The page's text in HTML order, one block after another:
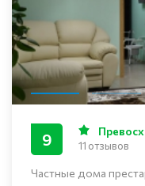
Частные дома
9 11 отзывов